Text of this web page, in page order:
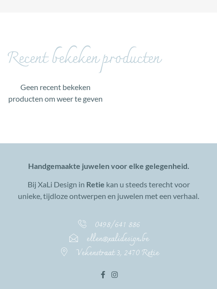
Recent bekeken producten
Geen recent bekeken
producten om weer te geven
Handgemaakte juwelen voor elke gelegenheid.
Bij XaLi Design in Retie kan u steeds terecht voor
unieke, tijdloze ontwerpen en juwelen met een verhaal.
0498/641 886
ellen@xalidesign.be
Vekenstraat 3, 2470 Retie